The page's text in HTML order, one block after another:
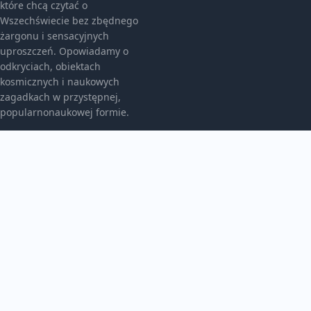
które chcą czytać o
Wszechświecie bez zbędnego
żargonu i sensacyjnych
uproszczeń. Opowiadamy o
odkryciach, obiektach
kosmicznych i naukowych
zagadkach w przystępnej,
popularnonaukowej formie.